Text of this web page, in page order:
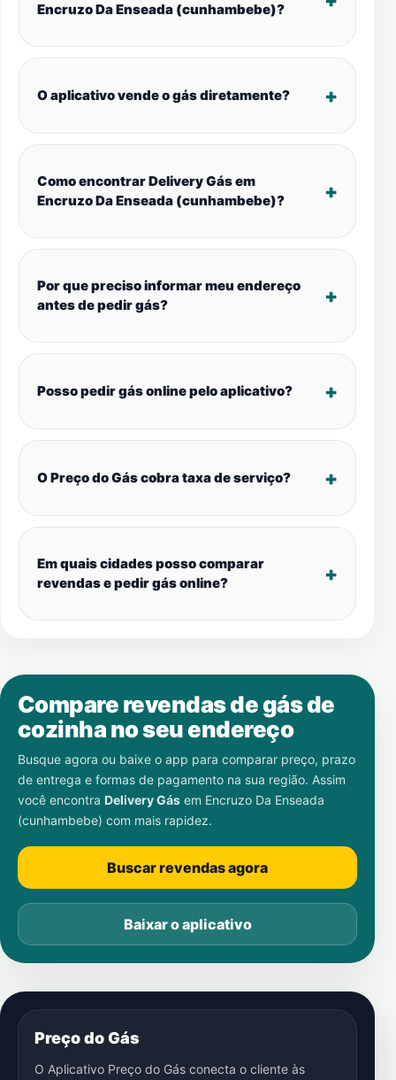
Encruzo Da Enseada (cunhambebe)?
O aplicativo vende o gás diretamente?
Como encontrar Delivery Gás em
Encruzo Da Enseada (cunhambebe)?
Por que preciso informar meu endereço
antes de pedir gás?
Posso pedir gás online pelo aplicativo?
O Preço do Gás cobra taxa de serviço?
Em quais cidades posso comparar
revendas e pedir gás online?
Compare revendas de gás de
cozinha no seu endereço
Busque agora ou baixe o app para comparar preço, prazo
de entrega e formas de pagamento na sua região. Assim
você encontra Delivery Gás em Encruzo Da Enseada
(cunhambebe) com mais rapidez.
Buscar revendas agora
Baixar o aplicativo
Preço do Gás
O Aplicativo Preço do Gás conecta o cliente às